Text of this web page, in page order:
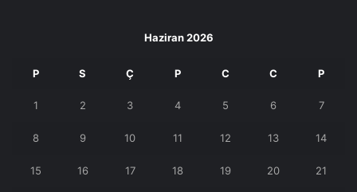
Haziran 2026
P S Ç P C C P
1 2 3 4 5 6 7
8 9 10 11 12 13 14
15 16 17 18 19 20 21